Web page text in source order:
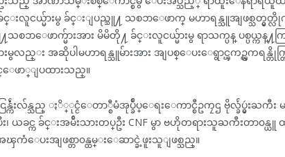
းလူငယ္မ်ားမွ ခ်င္းျပည္သူ႔ သစၥာေဖာက္ မဟာရန္သူအျဖစ္သတ္မွ
စၥာေဖာက္မ်ားအား မိမိတို႔ ခ်င္းလူငယ္မ်ားမွ ရာသက္ပန္ ပစ္ပယ္ကန္႔
းမွလည္း အဆိုပါမဟာရန္သူမ်ားအား အျပစ္ေပးေရွာင္ၾကဥ္ၾကရ
င္ေဖာ္ျပထားသည္။
ြန္က်ဴံးလ်န္သည္ ႏိ္ုင္ငံေတာ္စီမံအုပ္ခ်ဳပ္ေရးေကာင္စီဥကၠဌ ဗိုလ္ခ်ဴပ္မွဴးႀကီ
း၊ ယခင္က ခ်င္းအမ်ဴိးသားတပ္ဦး CNF မွာ ဗဟိုတရားသူႀကီးတာ
ကံေပးအျဖစ္တာ၀န္ထမ္းေဆာင္ခဲ့ဖူးသူျဖစ္သည္။